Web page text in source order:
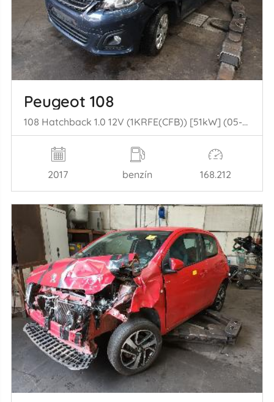
Peugeot 108
108 Hatchback 1.0 12V (1KRFE(CFB)) [51kW] (05-2014/...)
2017 benzín 168.212